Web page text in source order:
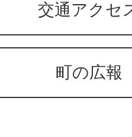
交通アクセ
町の広報